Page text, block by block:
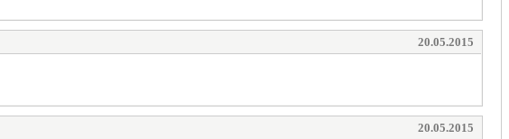
20.05.2015
20.05.2015